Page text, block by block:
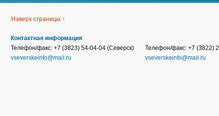
Наверх страницы ↑
Контактная информация
Телефон/факс: +7 (3823) 54-04-04 (Северск)
vseverskeinfo@mail.ru
Телефон/факс: +7 (3822)
vseverskeinfo@mail.ru